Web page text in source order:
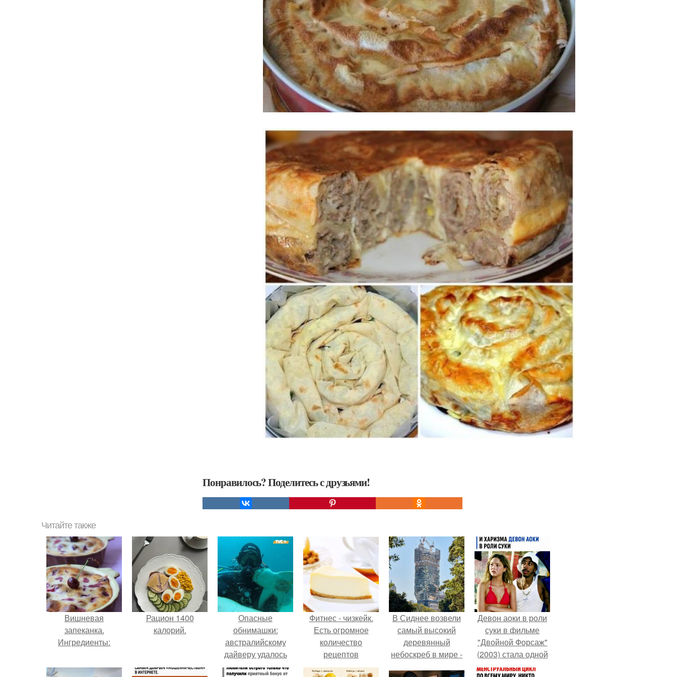
Понравилось? Поделитесь с друзьями!
Читайте также
Вишневая
запеканка.
Ингредиенты:
Рацион 1400
калорий.
Опасные
обнимашки:
австралийскому
дайверу удалось
приручить акулу.
Фитнес - чизкейк.
Есть огромное
количество
рецептов
приготовления
В Сиднее возвели
самый высокий
деревянный
небоскреб в мире -
Девон аоки в роли
суки в фильме
"Двойной Форсаж"
(2003) стала одной
из самых ярких и